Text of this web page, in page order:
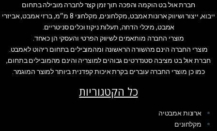
חברת אול בט הוקמה והפכה תוך זמן קצר לחברה מובילה בתחום
ייבוא, ייצור ושיווק ארונות אמבט, מקלחונים, מקלחוני 8 מ״מ, ברזי אמבט, אביזרי
אמבט, מיכלי הדחה, תעלות ניקוז וכלים סניטריים.
מוצרי החברה מותאמים לשיווק הפרטי והעסקי הן כאחד.
מוצרי החברה הינם מהשורה הראשונה ומהמובילים בתחום ריהוט לאמבט.
חברת אול בט מציבה סטנדרטים גבוהים למוצריה והינם מהמובילים בתחום,
כמו כן מוצרי החברה עוברים בקרת איכות קפדנית ביותר למוצר המוגמר.
כל הקטגוריות
ארונות אמבטיה
מקלחונים